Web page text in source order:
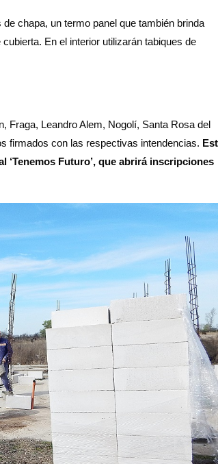
chapa, un termo panel que también brinda
En el interior utilizarán tabiques de
Fraga, Leandro Alem, Nogolí, Santa Rosa del
firmados con las respectivas intendencias.
Futuro’, que abrirá inscripciones